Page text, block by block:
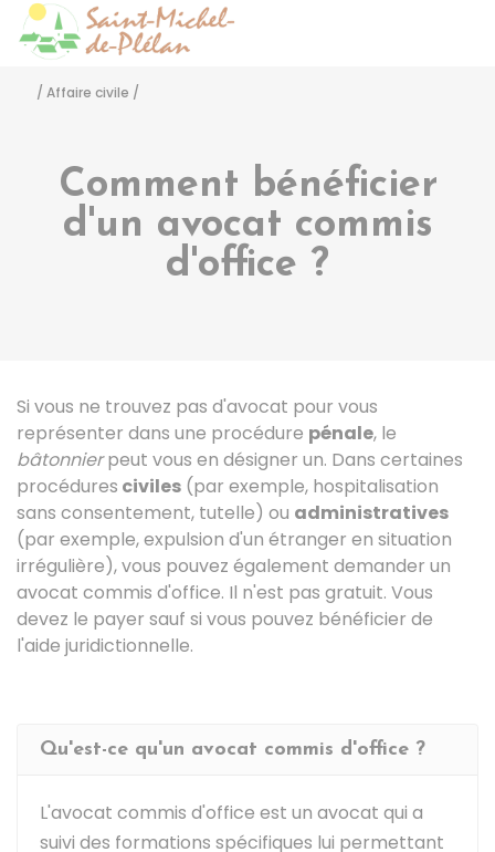
/ Affaire civile /
Comment bénéficier
d'un avocat commis
d'office ?
Si vous ne trouvez pas d'avocat pour vous
représenter dans une procédure pénale, le
bâtonnierpeut vous en désigner un. Dans certaines
procédures civiles (par exemple, hospitalisation
sans consentement, tutelle) ou administratives
(par exemple, expulsion d'un étranger en situation
irrégulière), vous pouvez également demander un
avocat commis d'office. Il n'est pas gratuit. Vous
devez le payer sauf si vous pouvez bénéficier de
l'aide juridictionnelle.
Qu'est-ce qu'un avocat commis d'office ?
L'avocat commis d'office est un avocat qui a
suivi des formations spécifiques lui permettant